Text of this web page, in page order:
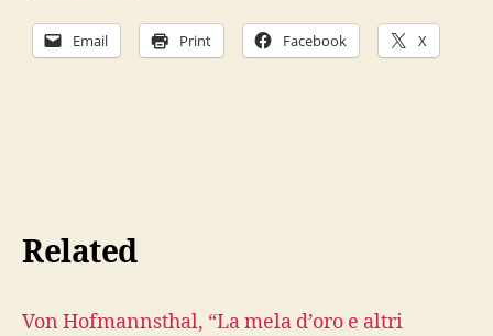
Email Print Facebook X
Related
Von Hofmannsthal, “La mela d’oro e altri